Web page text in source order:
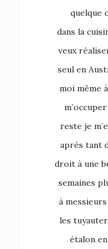
quelque
dans la
veux
seul en
moi même
reste je
après tant
droit à une
semaines
à
les
étalon